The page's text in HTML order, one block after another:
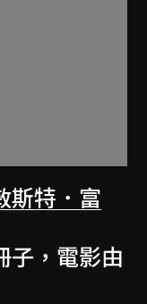
斯特．富
子，電影由